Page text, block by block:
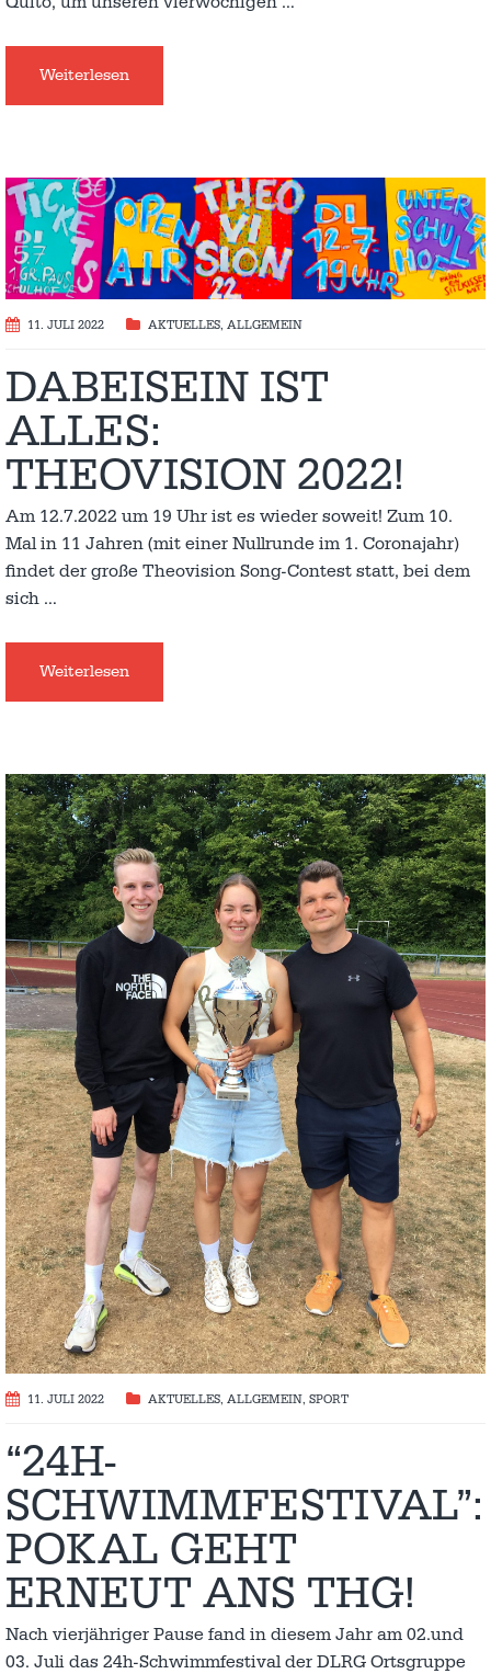
Weiterlesen
11. JULI 2022 AKTUELLES, ALLGEMEIN
DABEISEIN IST
ALLES:
THEOVISION 2022!
Am 12.7.2022 um 19 Uhr ist es wieder soweit! Zum 10.
Mal in 11 Jahren (mit einer Nullrunde im 1. Coronajahr)
findet der große Theovision Song-Contest statt, bei dem
sich …
Weiterlesen
11. JULI 2022 AKTUELLES, ALLGEMEIN, SPORT
“24H-
SCHWIMMFESTIVAL”:
POKAL GEHT
ERNEUT ANS THG!
Nach vierjähriger Pause fand in diesem Jahr am 02.und
03. Juli das 24h-Schwimmfestival der DLRG Ortsgruppe